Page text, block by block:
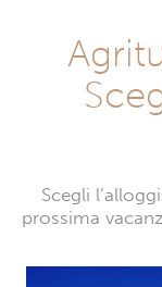
Scegli
prossima